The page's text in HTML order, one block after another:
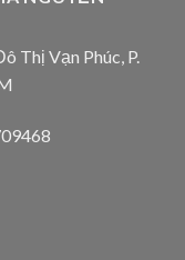
Thị Vạn Phúc, P.